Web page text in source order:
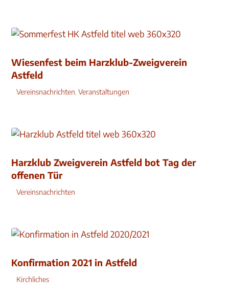
Wiesenfest beim Harzklub-Zweigverein
Astfeld
Vereinsnachrichten,Veranstaltungen
Harzklub Zweigverein Astfeld bot Tag der
offenen Tür
Vereinsnachrichten
Konfirmation 2021 in Astfeld
Kirchliches